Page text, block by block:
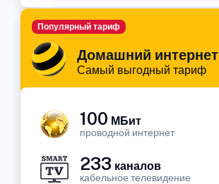
Домашний интернет
Самый выгодный тариф
Популярный тариф
100 МБит
проводной интернет
233 каналов
кабельное телевидение